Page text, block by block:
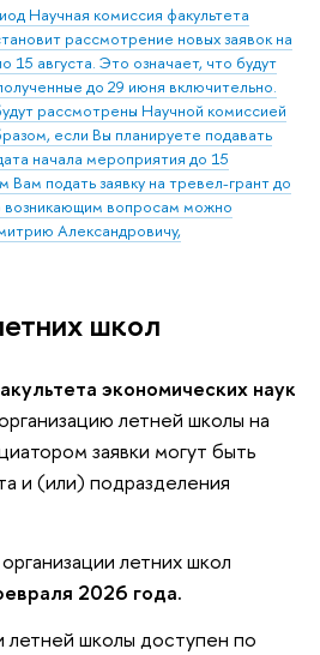
Научная комиссия факультета
рассмотрение новых заявок на
15 августа. Это означает, что будут
до 29 июня включительно.
рассмотрены Научной комиссией
если Вы планируете подавать
начала мероприятия до 15
подать заявку на тревел-грант до
вопросам можно
Александровичу,
школ
экономических наук
летней школы на
заявки могут быть
и (или) подразделения
летних школ
2026 года.
летней школы доступен по